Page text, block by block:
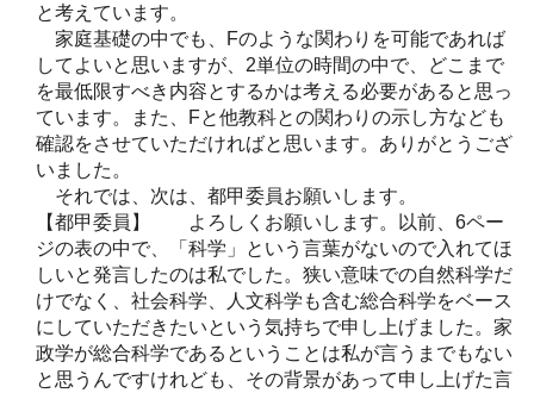
と考えています。
家庭基礎の中でも、Fのような関わりを可能であれば
してよいと思いますが、2単位の時間の中で、どこまで
を最低限すべき内容とするかは考える必要があると思っ
ています。また、Fと他教科との関わりの示し方なども
確認をさせていただければと思います。ありがとうござ
いました。
それでは、次は、都甲委員お願いします。
【都甲委員】 よろしくお願いします。以前、6ペー
ジの表の中で、「科学」という言葉がないので入れてほ
しいと発言したのは私でした。狭い意味での自然科学だ
けでなく、社会科学、人文科学も含む総合科学をベース
にしていただきたいという気持ちで申し上げました。家
政学が総合科学であるということは私が言うまでもない
と思うんですけれども、その背景があって申し上げた言